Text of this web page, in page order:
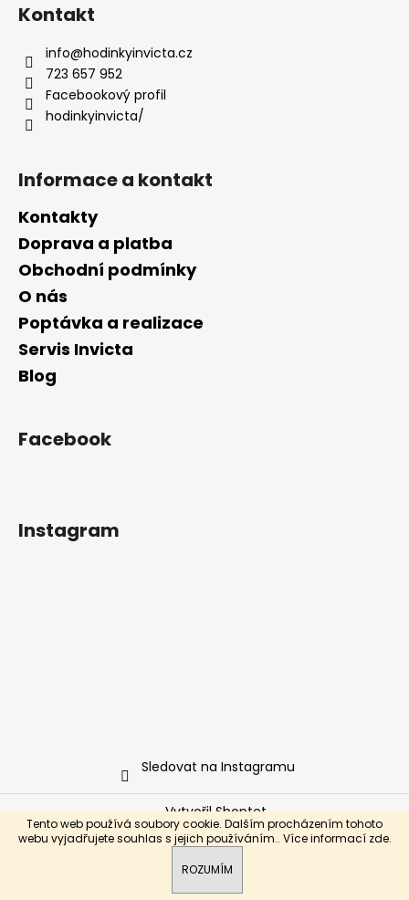
Tento web používá soubory cookie. Dalším procházením tohoto
webu vyjadřujete souhlas s jejich používáním.. Více informací zde.
ROZUMÍM
y
Kontakt
info@hodinkyinvicta.cz
723 657 952
Facebookový profil
hodinkyinvicta/
Informace a kontakt
Kontakty
Doprava a platba
Obchodní podmínky
O nás
Poptávka a realizace
Servis Invicta
Blog
Facebook
Instagram
Sledovat na Instagramu
Vytvořil Shoptet
Copyright 2026Hodinky INVICTA. Všechna práva